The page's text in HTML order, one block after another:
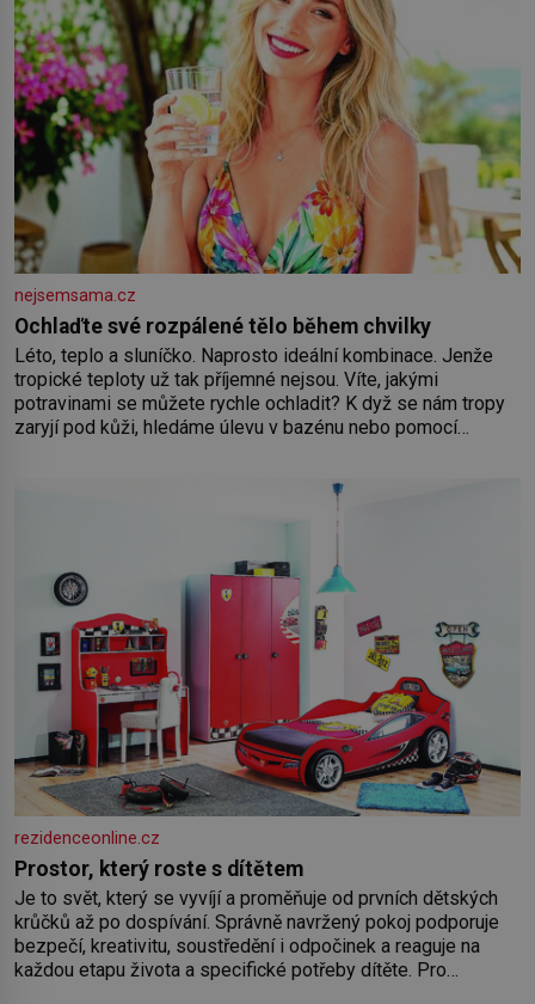
nejsemsama.cz
Ochlaďte své rozpálené tělo během chvilky
Léto, teplo a sluníčko. Naprosto ideální kombinace. Jenže
tropické teploty už tak příjemné nejsou. Víte, jakými
potravinami se můžete rychle ochladit? K dyž se nám tropy
zaryjí pod kůži, hledáme úlevu v bazénu nebo pomocí
rezidenceonline.cz
Prostor, který roste s dítětem
Je to svět, který se vyvíjí a proměňuje od prvních dětských
krůčků až po dospívání. Správně navržený pokoj podporuje
bezpečí, kreativitu, soustředění i odpočinek a reaguje na
každou etapu života a specifické potřeby dítěte. Pro